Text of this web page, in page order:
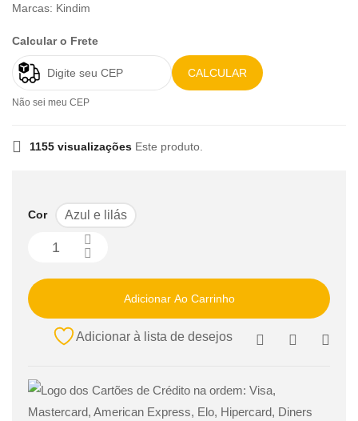
Marcas: Kindim
Calcular o Frete
CALCULAR
Não sei meu CEP
1155 visualizações Este produto.
Cor Azul e lilás
Adicionar Ao Carrinho
Adicionar à lista de desejos